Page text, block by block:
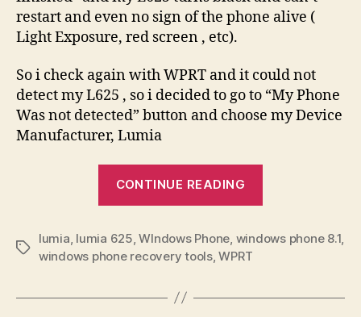
restart and even no sign of the phone alive (
Light Exposure, red screen , etc).
So i check again with WPRT and it could not
detect my L625 , so i decided to go to “My Phone
Was not detected” button and choose my Device
Manufacturer, Lumia
CONTINUE READING
from
Tags
lumia, lumia 625,WIndows Phone, windows phone 8.1,
windows phone recovery tools,WPRT